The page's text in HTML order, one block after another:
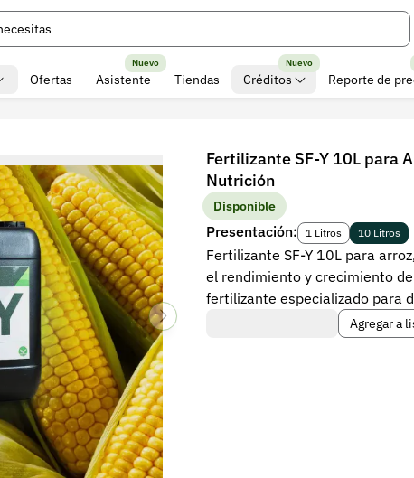
Ofertas Asistente
Nuevo
Tiendas Créditos
Nuevo
Reporte de
Fertilizante SF-Y 10L para
Nutrición
Disponible
Presentación: 1 Litros 10 Litros
Fertilizante SF-Y 10L para
el rendimiento y crecimiento
fertilizante especializado para
Agregar a